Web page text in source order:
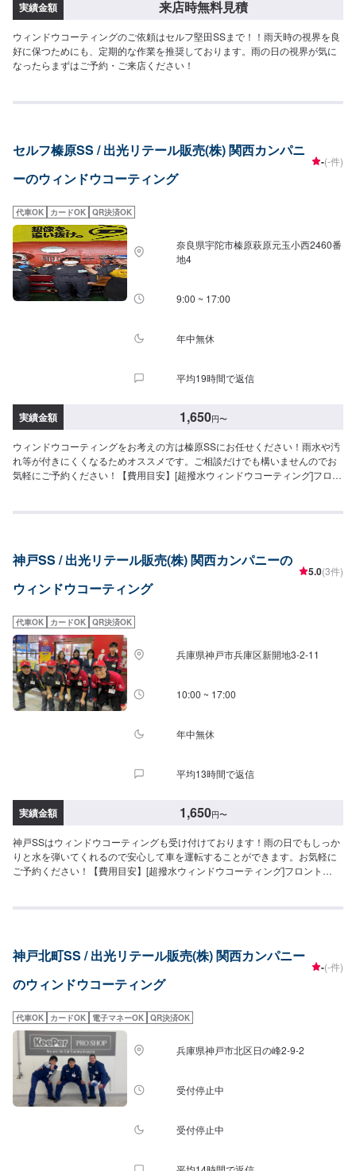
実績金額 来店時無料見積
ウィンドウコーティングのご依頼はセルフ堅田SSまで！！雨天時の視界を良
好に保つためにも、定期的な作業を推奨しております。雨の日の視界が気に
なったらまずはご予約・ご来店ください！
セルフ榛原SS / 出光リテール販売(株) 関西カンパニ
ーのウィンドウコーティング
-(-件)
代車OK カードOK QR決済OK
奈良県宇陀市榛原萩原元玉小西2460番
地4
9:00 ~ 17:00
年中無休
平均19時間で返信
実績金額 1,650円〜
ウィンドウコーティングをお考えの方は榛原SSにお任せください！雨水や汚
れ等が付きにくくなるためオススメです。ご相談だけでも構いませんのでお
気軽にご予約ください！【費用目安】[超撥水ウィンドウコーティング]フロン
1,650円L〜XLサイズ：1,970円全面SS〜Mサイズ：4,620円L〜LLサイズ：
神戸SS / 出光リテール販売(株) 関西カンパニーの
ウィンドウコーティング
5.0(3件)
代車OK カードOK QR決済OK
兵庫県神戸市兵庫区新開地3-2-11
10:00 ~ 17:00
年中無休
平均13時間で返信
実績金額 1,650円〜
神戸SSはウィンドウコーティングも受け付けております！雨の日でもしっか
りと水を弾いてくれるので安心して車を運転することができます。お気軽に
ご予約ください！【費用目安】[超撥水ウィンドウコーティング]フロント
1,650円L〜XLサイズ：1,970円全面SS〜Mサイズ：4,620円L〜LLサイズ：
神戸北町SS / 出光リテール販売(株) 関西カンパニー
のウィンドウコーティング
-(-件)
代車OK カードOK 電子マネーOK QR決済OK
兵庫県神戸市北区日の峰2-9-2
受付停止中
受付停止中